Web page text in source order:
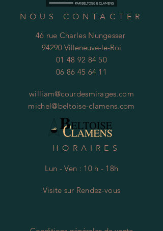
NOUS CONTACTER
46 rue Charles Nungesser
94290 Villeneuve-le-Roi
01 48 92 84 50
06 86 45 64 11
william@courdesmirages.com
michel@beltoise-clamens.com
HORAIRES
Lun - Ven : 10 h - 18h
Visite sur Rendez-vous